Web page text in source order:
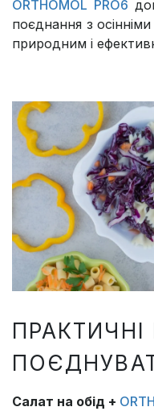
ORTHOMOL PRO6
поєднання з
природним і
Салат на обід +